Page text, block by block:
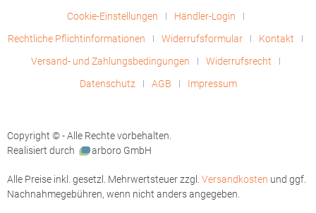
Cookie-Einstellungen
Händler-Login
Rechtliche Pflichtinformationen
Widerrufsformular
Kontakt
Versand- und Zahlungsbedingungen
Widerrufsrecht
Datenschutz
AGB Impressum
Copyright © - Alle Rechte vorbehalten.
Realisiert durch
arboro GmbH
Alle Preise inkl. gesetzl. Mehrwertsteuer zzgl. Versandkosten und ggf.
Nachnahmegebühren, wenn nicht anders angegeben.